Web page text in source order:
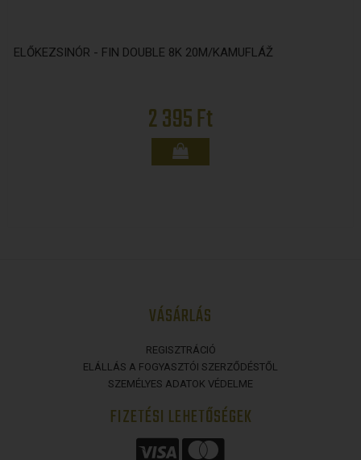
ELŐKEZSINÓR - FIN DOUBLE 8K 20M/KAMUFLÁŽ
2 395 Ft
VÁSÁRLÁS
REGISZTRÁCIÓ
ELÁLLÁS A FOGYASZTÓI SZERZŐDÉSTŐL
SZEMÉLYES ADATOK VÉDELME
FIZETÉSI LEHETŐSÉGEK